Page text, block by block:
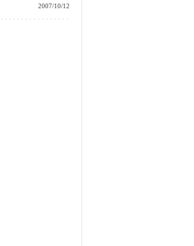
2007/10/12